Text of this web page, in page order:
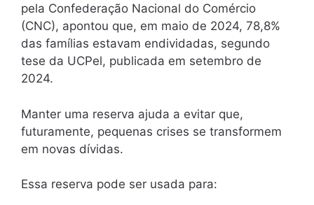
pela Confederação Nacional do Comércio
(CNC), apontou que, em maio de 2024, 78,8%
das famílias estavam endividadas, segundo
tese da UCPel, publicada em setembro de
2024.
Manter uma reserva ajuda a evitar que,
futuramente, pequenas crises se transformem
em novas dívidas.
Essa reserva pode ser usada para: